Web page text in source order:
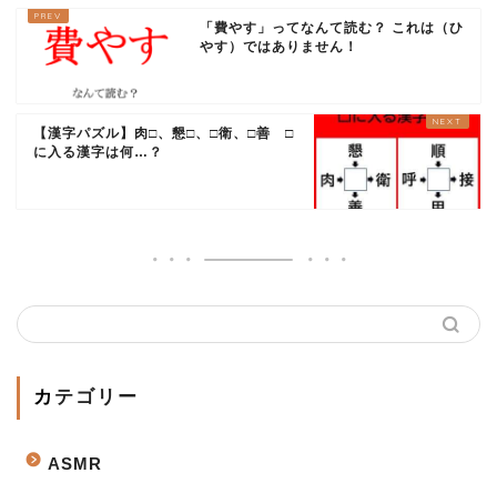
「費やす」ってなんて読む？ これは（ひ
やす）ではありません！
【漢字パズル】肉□、懇□、□衛、□善 □
に入る漢字は何…？
カテゴリー
ASMR